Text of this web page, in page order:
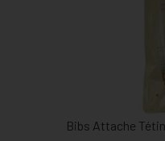
Bibs Attache